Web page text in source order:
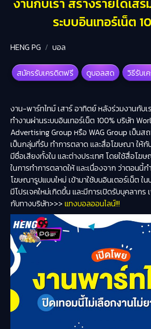
ระบบอินเทอร์เน็ต
HENG PG บอล
สมัครรับเครดิตฟรี ดูบอลสด วิธีรับเ
งาน-พาร์ทไทม์ เสาร์ อาทิตย์ หลังร่วมงานกับเ
ทำงานผ่านระบบอินเทอร์เน็ต 100% บริษัท
Advertising Group หรือ WAG Group เป็นส
เป็นกลุ่มที่รับ ทำการตลาด และสื่อโฆษณา ให้
มีชื่อเสียงทั้งใน และต่างประเทศ โดยใช้สื่อโฆ
ในการทำการตลาดให้ และเนื่องจาก ว่าตอนนี้ก
โฆษณารูปแบบใหม่ เข้ามาใช้บนอินเตอร์เน็ต ใ
มีโปรเจคใหม่เกิดขึ้น และมีการเปิดรับบุคลากร
กับทางบริษัท>>> แทงบอลออนไลน์!!!